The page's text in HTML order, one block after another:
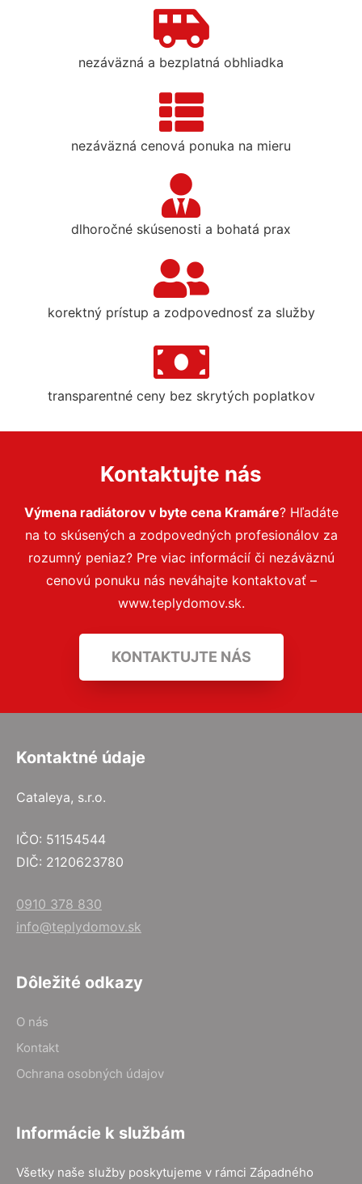
nezáväzná a bezplatná obhliadka
nezáväzná cenová ponuka na mieru
dlhoročné skúsenosti a bohatá prax
korektný prístup a zodpovednosť za služby
transparentné ceny bez skrytých poplatkov
Kontaktujte nás
Výmena radiátorov v byte cena Kramáre? Hľadáte
na to skúsených a zodpovedných profesionálov za
rozumný peniaz? Pre viac informácií či nezáväznú
cenovú ponuku nás neváhajte kontaktovať –
www.teplydomov.sk.
KONTAKTUJTE NÁS
Kontaktné údaje
Cataleya, s.r.o.
IČO: 51154544
DIČ: 2120623780
0910 378 830
info@teplydomov.sk
Dôležité odkazy
O nás
Kontakt
Ochrana osobných údajov
Informácie k službám
Všetky naše služby poskytujeme v rámci Západného